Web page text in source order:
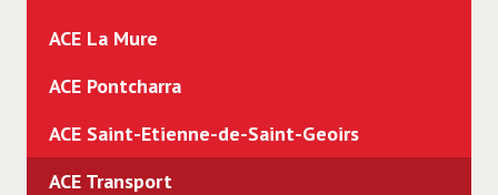
ACE La Mure
ACE Pontcharra
ACE Saint-Etienne-de-Saint-Geoirs
ACE Transport